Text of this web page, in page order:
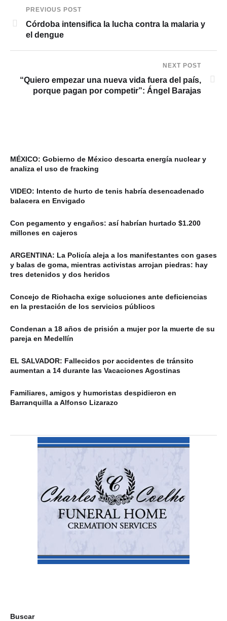
PREVIOUS POST
Córdoba intensifica la lucha contra la malaria y
el dengue
NEXT POST
“Quiero empezar una nueva vida fuera del país,
porque pagan por competir”: Ángel Barajas
MÉXICO: Gobierno de México descarta energía nuclear y
analiza el uso de fracking
VIDEO: Intento de hurto de tenis habría desencadenado
balacera en Envigado
Con pegamento y engaños: así habrían hurtado $1.200
millones en cajeros
ARGENTINA: La Policía aleja a los manifestantes con gases
y balas de goma, mientras activistas arrojan piedras: hay
tres detenidos y dos heridos
Concejo de Riohacha exige soluciones ante deficiencias
en la prestación de los servicios públicos
Condenan a 18 años de prisión a mujer por la muerte de su
pareja en Medellín
EL SALVADOR: Fallecidos por accidentes de tránsito
aumentan a 14 durante las Vacaciones Agostinas
Familiares, amigos y humoristas despidieron en
Barranquilla a Alfonso Lizarazo
Buscar